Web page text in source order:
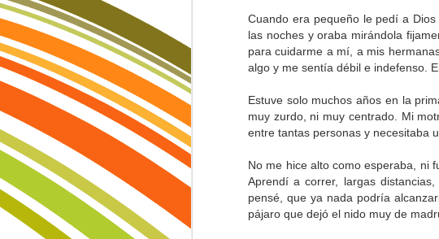
Cuando era pequeño le pedí a
las noches y oraba mirándola
para cuidarme a mí, a mis
algo y me sentía débil e indefenso.
Estuve solo muchos años en la
muy zurdo, ni muy centrado. Mi
entre tantas personas y necesitaba
No me hice alto como esperaba, ni
Aprendí a correr, largas
pensé, que ya nada podría
pájaro que dejó el nido muy de
LATAM hacia Cali
Castlevania
Nostalgia
El Pájaro y el Viento
Miscelánea a Destiempo
Ocultos y Hallados
Formas en las Rocas
es agua que no fluye y no avanza,
que se queda quieta y se estanca,
que entre sodio y cloro colapsa,
que de los ojos no escapa,
que, aunque el entorno presione,
ni la tristeza la saca.
El agua se torna espesa y se seca,
se libera con fuerza, en señal de protesta,
nostalgia viscosa de pasados sin puertas,
años perdidos que se fueron de fiesta,
caminos fragmentados y transformados,
son huellas borradas del alma,
paisajes sin aura que nadie restaura.